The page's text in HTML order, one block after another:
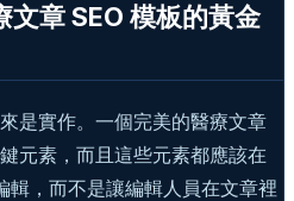
章 SEO 模板的黃金
是實作。一個完美的醫療文章
元素，而且這些元素都應該在
，而不是讓編輯人員在文章裡